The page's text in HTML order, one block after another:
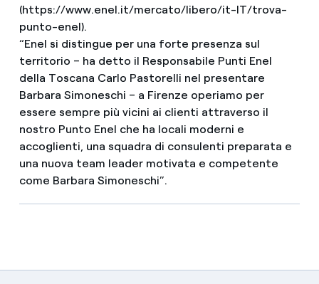
(https://www.enel.it/mercato/libero/it-IT/trova-
punto-enel).
“Enel si distingue per una forte presenza sul
territorio – ha detto il Responsabile Punti Enel
della Toscana Carlo Pastorelli nel presentare
Barbara Simoneschi – a Firenze operiamo per
essere sempre più vicini ai clienti attraverso il
nostro Punto Enel che ha locali moderni e
accoglienti, una squadra di consulenti preparata e
una nuova team leader motivata e competente
come Barbara Simoneschi”.